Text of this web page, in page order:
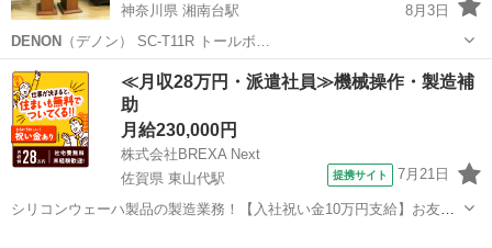
神奈川県 湘南台駅
8月3日
DENON（デノン） SC-T11R トールボ…
神奈川 藤沢市 湘南台駅 オーディオ
≪月収28万円・派遣社員≫機械操作・製造補
助
月給230,000円
株式会社BREXA Next
佐賀県 東山代駅
提携サイト 7月21日
シリコンウェーハ製品の製造業務！【入社祝い金10万円支給】お友達